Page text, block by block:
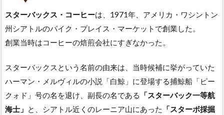
スターバックス・コーヒーは、1971年、アメリカ・ワシントン
州シアトルのパイク・プレイス・マーケットで創業した。
創業当時はコーヒーの焙煎会社にすぎなかった。
スターバックスという名前の由来は、当時候補に挙がっていた
ハーマン・メルヴィルの小説「白鯨」に登場する捕鯨船「ピー
クォド」号の名を退け、副長の名である
「スターバック一等航
海士」
と、シアトル近くのレーニア山にあった
「スターボ採掘